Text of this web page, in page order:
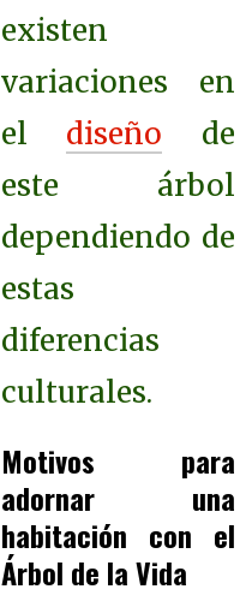
existen
variaciones en
el diseño de
este árbol
dependiendo de
estas
diferencias
culturales.
Motivos para
adornar una
habitación con el
Árbol de la Vida